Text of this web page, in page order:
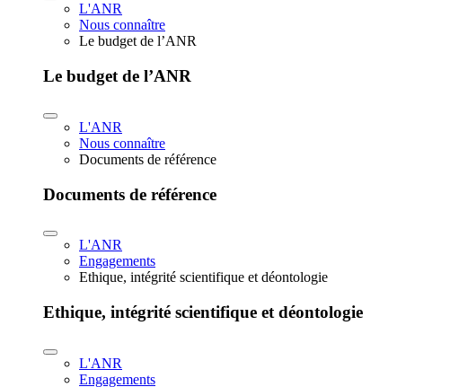
L'ANR
Nous connaître
Le budget de l’ANR
Le budget de l’ANR
L'ANR
Nous connaître
Documents de référence
Documents de référence
L'ANR
Engagements
Ethique, intégrité scientifique et déontologie
Ethique, intégrité scientifique et déontologie
L'ANR
Engagements